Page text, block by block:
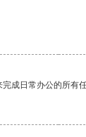
成日常办公的所有任